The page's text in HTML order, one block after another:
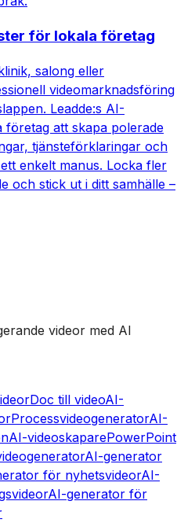
för lokala företag
salong eller
videomarknadsföring
Leadde:s AI-
att skapa polerade
tjänsteförklaringar och
enkelt manus. Locka fler
och stick ut i ditt samhälle –
videor med AI
Doc till videoAI-
ProcessvideogeneratorAI-
AI-videoskaparePowerPoint
AI-generator
för nyhetsvideorAI-
AI-generator för